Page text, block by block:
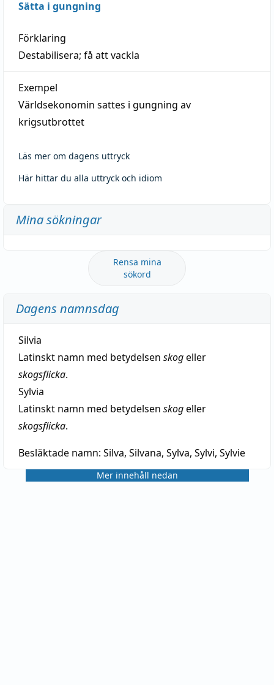
Sätta i gungning
Förklaring
Destabilisera; få att vackla
Exempel
Världsekonomin sattes i gungning av
krigsutbrottet
Läs mer om dagens uttryck
Här hittar du alla uttryck och idiom
Mina sökningar
Rensa mina
sökord
Dagens namnsdag
Silvia
Latinskt namn med betydelsen skogeller
skogsflicka.
Sylvia
Latinskt namn med betydelsen skogeller
skogsflicka.
Besläktade namn: Silva, Silvana, Sylva, Sylvi, Sylvie
Mer innehåll nedan